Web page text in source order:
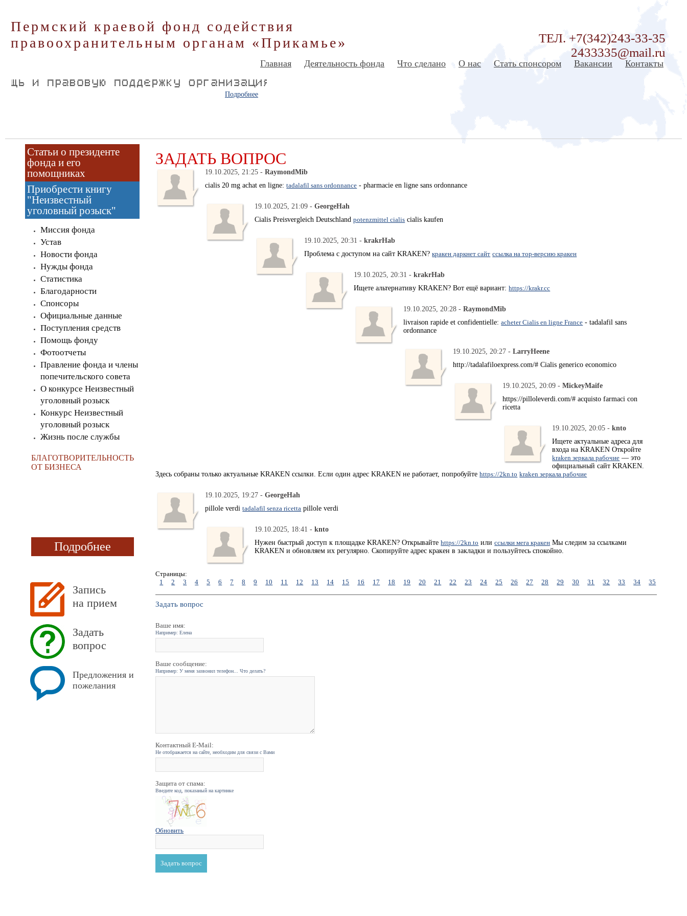
Пермский краевой фонд содействия
правоохранительным органам «Прикамье»
ТЕЛ. +7(342)243-33-35
2433335@mail.ru
Главная Деятельность фонда Что сделано О нас Стать спонсором Вакансии Контакты
Подробнее
Статьи о президенте
фонда и его
помощниках
Приобрести книгу
"Неизвестный
уголовный розыск"
Миссия фонда
Устав
Новости фонда
Нужды фонда
Статистика
Благодарности
Спонсоры
Официальные данные
Поступления средств
Помощь фонду
Фотоотчеты
Правление фонда и члены
попечительского совета
О конкурсе Неизвестный
уголовный розыск
Конкурс Неизвестный
уголовный розыск
Жизнь после службы
БЛАГОТВОРИТЕЛЬНОСТЬ
ОТ БИЗНЕСА
Подробнее
Запись
на прием
Задать
вопрос
Предложения и
пожелания
ЗАДАТЬ ВОПРОС
19.10.2025, 21:25 -RaymondMib
cialis 20 mg achat en ligne:tadalafil sans ordonnance - pharmacie en ligne sans ordonnance
19.10.2025, 21:09 -GeorgeHah
Cialis Preisvergleich Deutschlandpotenzmittel cialis cialis kaufen
19.10.2025, 20:31 -krakrHab
Проблема с доступом на сайт KRAKEN?кракен даркнет сайт ссылка на тор-версию кракен
19.10.2025, 20:31 -krakrHab
Ищете альтернативу KRAKEN? Вот ещё вариант:https://krakr.cc
19.10.2025, 20:28 -RaymondMib
livraison rapide et confidentielle:acheter Cialis en ligne France - tadalafil sans
ordonnance
19.10.2025, 20:27 -LarryHeene
http://tadalafiloexpress.com/# Cialis generico economico
19.10.2025, 20:09 -MickeyMaife
https://pilloleverdi.com/# acquisto farmaci con
ricetta
19.10.2025, 20:05 -knto
Ищете актуальные адреса для
входа на KRAKEN Откройте
kraken зеркала рабочие — это
официальный сайт KRAKEN.
Здесь собраны только актуальные KRAKEN ссылки. Если один адрес KRAKEN не работает, попробуйтеhttps://2kn.to kraken зеркала рабочие
19.10.2025, 19:27 -GeorgeHah
pillole verditadalafil senza ricetta pillole verdi
19.10.2025, 18:41 -knto
Нужен быстрый доступ к площадке KRAKEN? Открывайтеhttps://2kn.to илиссылки мега кракен Мы следим за ссылками
KRAKEN и обновляем их регулярно. Скопируйте адрес кракен в закладки и пользуйтесь спокойно.
Страницы:
1
2 3 4 5 6 7 8 9 10 11 12 13 14 15 16 17 18 19 20 21 22 23 24 25 26 27 28 29 30 31 32 33 34 35
Задать вопрос
Ваше имя:
Например: Елена
Ваше сообщение:
Например: У меня зазвонил телефон... Что делать?
Контактный E-Mail:
Не отображается на сайте, необходим для связи с Вами
Защита от спама:
Введите код, показаный на картинке
Обновить